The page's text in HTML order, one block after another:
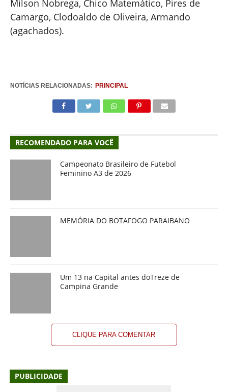
Milson Nobrega, Chico Matemático, Pires de
Camargo, Clodoaldo de Oliveira, Armando
(agachados).
NOTÍCIAS RELACIONADAS: PRINCIPAL
RECOMENDADO PARA VOCÊ
Campeonato Brasileiro de Futebol
Feminino A3 de 2026
MEMÓRIA DO BOTAFOGO PARAIBANO
Um 13 na Capital antes doTreze de
Campina Grande
CLIQUE PARA COMENTAR
PUBLICIDADE